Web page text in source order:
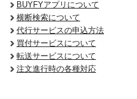
BUYFYアプリについて
横断検索について
代行サービスの申込方法
買付サービスについて
転送サービスについて
注文進行時の各種対応